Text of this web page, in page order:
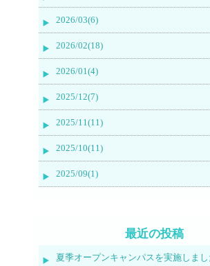
2026/03(6)
2026/02(18)
2026/01(4)
2025/12(7)
2025/11(11)
2025/10(11)
2025/09(1)
最近の投稿
夏季オープンキャンパスを実施しまし